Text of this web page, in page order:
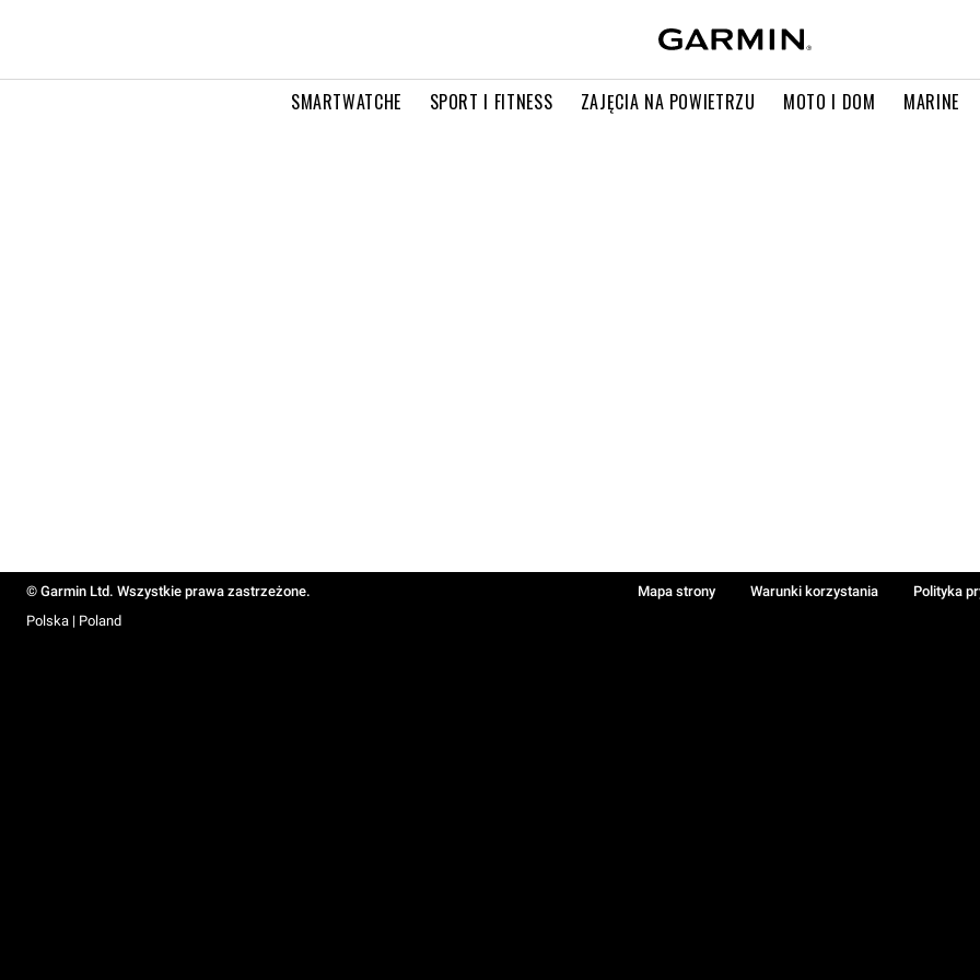
SMARTWATCHE SPORT I FITNESS ZAJĘCIA NA POWIETRZU MOTO I DOM MARINE
© Garmin Ltd. Wszystkie prawa zastrzeżone. Mapa strony Warunki korzystania
Polityka
Polska | Poland